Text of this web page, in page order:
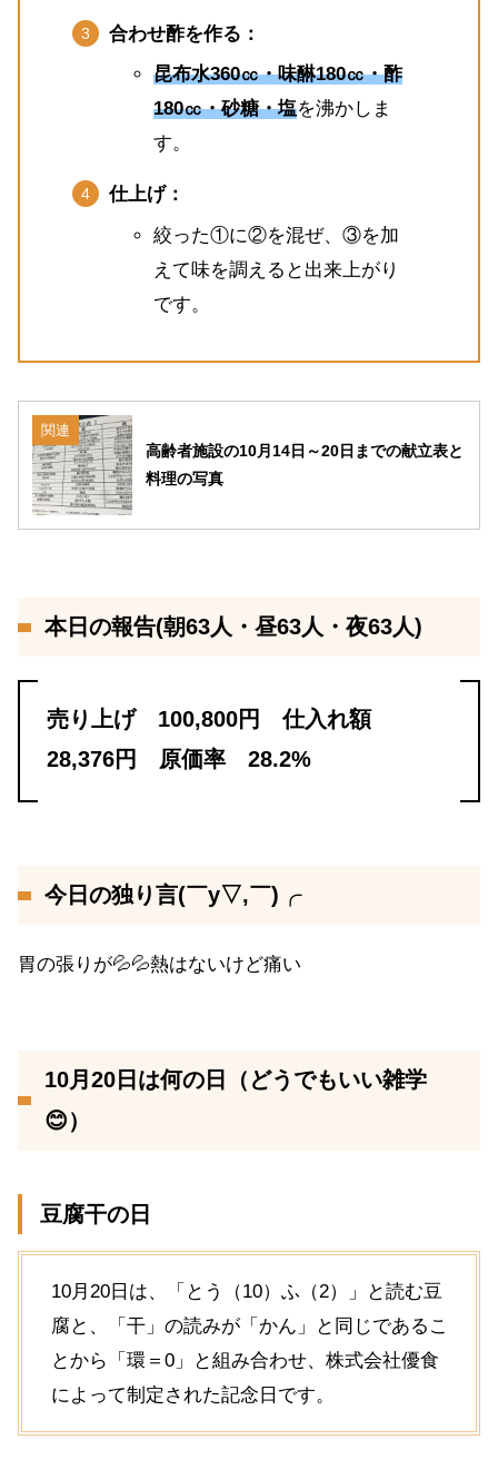
合わせ酢を作る：
昆布水360㏄・味醂180㏄・酢
180㏄・砂糖・塩を沸かしま
す。
仕上げ：
絞った①に②を混ぜ、③を加
えて味を調えると出来上がり
です。
関連
高齢者施設の10月14日～20日までの献立表と
料理の写真
本日の報告(朝63人・昼63人・夜63人)
売り上げ 100,800円 仕入れ額
28,376円 原価率 28.2%
今日の独り言(￣y▽,￣)╭
胃の張りが💦💦熱はないけど痛い
10月20日は何の日（どうでもいい雑学
😊）
豆腐干の日
10月20日は、「とう（10）ふ（2）」と読む豆
腐と、「干」の読みが「かん」と同じであるこ
とから「環＝0」と組み合わせ、株式会社優食
によって制定された記念日です。